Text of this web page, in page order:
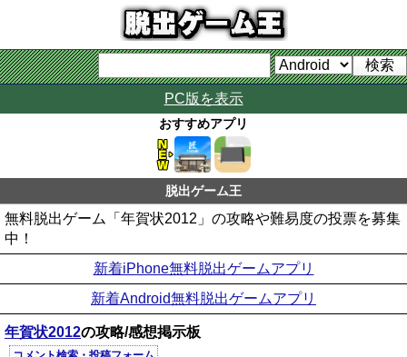
PC版を表示
おすすめアプリ
脱出ゲーム王
無料脱出ゲーム「年賀状2012」の攻略や難易度の投票を募集
中！
新着iPhone無料脱出ゲームアプリ
新着Android無料脱出ゲームアプリ
年賀状2012の攻略/感想掲示板